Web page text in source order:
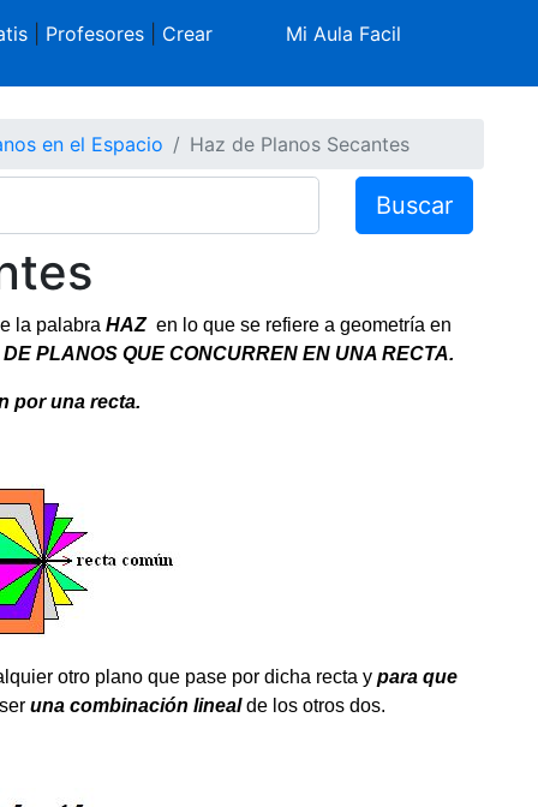
| Profesores| Crear Mi Aula Facil
en el Espacio Haz de Planos Secantes
Buscar
la palabra HAZ en lo que se refiere a geometría en
PLANOS QUE CONCURREN EN UNA RECTA.
por una recta.
otro plano que pase por dicha recta y para que
una combinación linealde los otros dos.